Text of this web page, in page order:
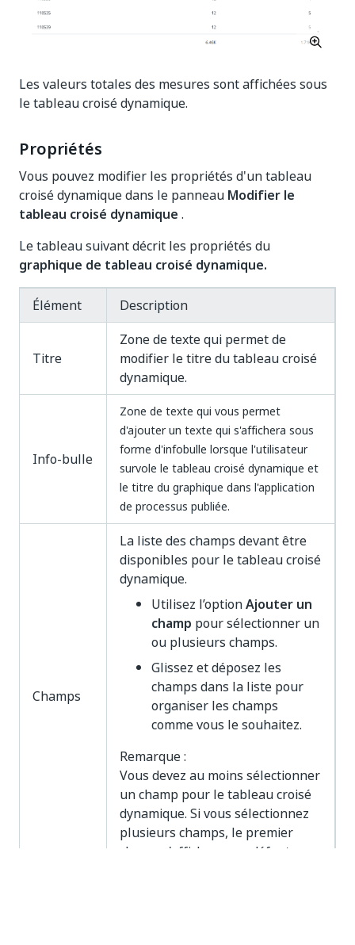
Les valeurs totales des mesures sont affichées sous
le tableau croisé dynamique.
Propriétés
Vous pouvez modifier les propriétés d'un tableau
croisé dynamique dans le panneau Modifier le
tableau croisé dynamique .
Le tableau suivant décrit les propriétés du
graphique de tableau croisé dynamique.
Élément Description
Titre
Zone de texte qui permet de
modifier le titre du tableau croisé
dynamique.
Info-bulle
Zone de texte qui vous permet
d'ajouter un texte qui s'affichera sous
forme d'infobulle lorsque l'utilisateur
survole le tableau croisé dynamique et
le titre du graphique dans l'application
de processus publiée.
Champs
La liste des champs devant être
disponibles pour le tableau croisé
dynamique.
Utilisez l’optionAjouter un
champ pour sélectionner un
ou plusieurs champs.
Glissez et déposez les
champs dans la liste pour
organiser les champs
comme vous le souhaitez.
Remarque :
Vous devez au moins sélectionner
un champ pour le tableau croisé
dynamique. Si vous sélectionnez
plusieurs champs, le premier
champ s'affichera par défaut.